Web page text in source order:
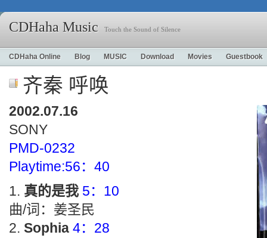
CDHaha Music Touch the Sound of Silence
CDHaha Online Blog MUSIC Download Movies Guestbook
齐秦 呼唤
2002.07.16
SONY
PMD-0232
Playtime:56：40
真的是我 5：10
曲/词：姜圣民
Sophia 4：28